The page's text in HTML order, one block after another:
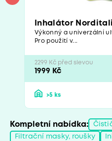
Inhalátor
Výkonný a univerzální
Pro použití v...
2299 Kč před slevou
1999 Kč
>5 ks
Kompletní nabídka:
Filtrační masky, roušky